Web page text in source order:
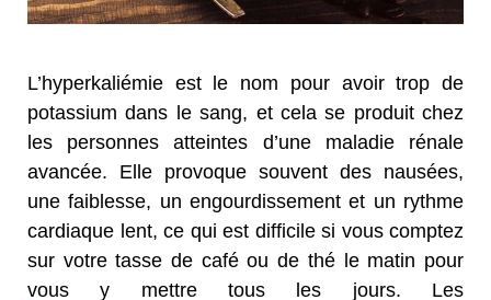
L’hyperkaliémie est le nom pour avoir trop de
potassium dans le sang, et cela se produit chez
les personnes atteintes d’une maladie rénale
avancée. Elle provoque souvent des nausées,
une faiblesse, un engourdissement et un rythme
cardiaque lent, ce qui est difficile si vous comptez
sur votre tasse de café ou de thé le matin pour
vous y mettre tous les jours. Les